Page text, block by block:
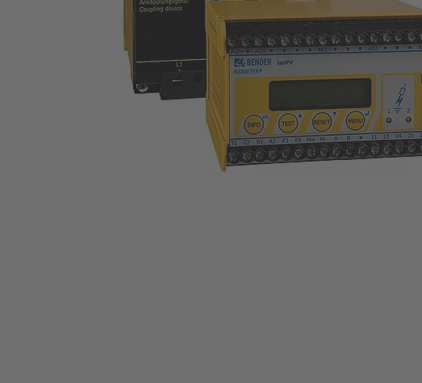
Convertisseurs de courant
Composants du systèmes
Régulateur de charge